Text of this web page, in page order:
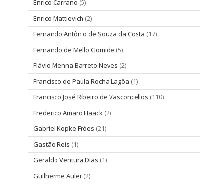
Enrico Carrano (5)
Enrico Mattievich (2)
Fernando Antônio de Souza da Costa (17)
Fernando de Mello Gomide (5)
Flávio Menna Barreto Neves (2)
Francisco de Paula Rocha Lagôa (1)
Francisco José Ribeiro de Vasconcellos (110)
Frederico Amaro Haack (2)
Gabriel Kopke Fróes (21)
Gastão Reis (1)
Geraldo Ventura Dias (1)
Guilherme Auler (2)